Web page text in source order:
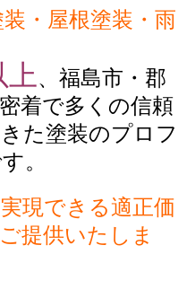
・屋根塗装・雨
、福島市・郡
着で多くの信頼
た塗装のプロフ
。
現できる適正価
提供いたしま